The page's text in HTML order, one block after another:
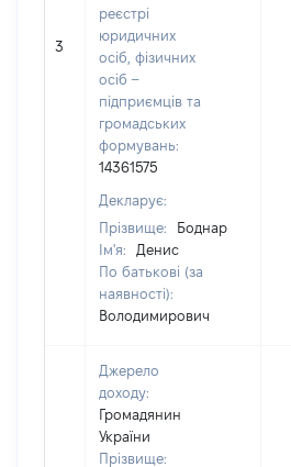
3
реєстрі
юридичних
осіб, фізичних
осіб –
підприємців та
громадських
формувань:
14361575
Декларує:
Прізвище:
Боднар
Ім'я:
Денис
По батькові (за
наявності):
Володимирович
Джерело
доходу:
Громадянин
України
Прізвище: